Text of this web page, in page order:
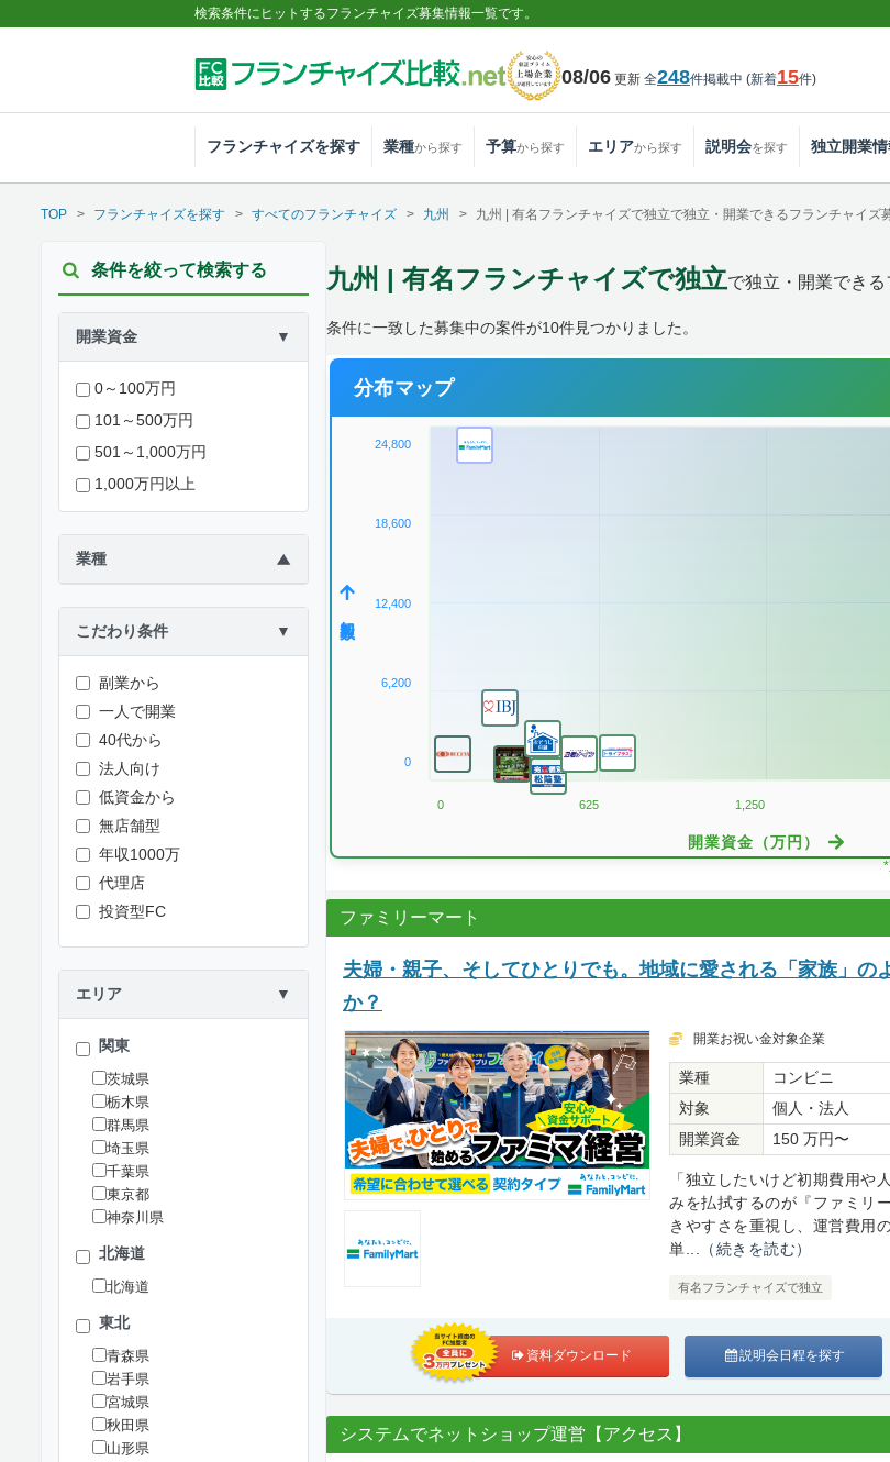
検索条件にヒットするフランチャイズ募集情報一覧です。
08/06 更新 全248件掲載中 (新着15件)
フランチャイズを探す 業種から探す 予算から探す エリアから探す 説明会を探す 独立開業情
TOP フランチャイズを探す すべてのフランチャイズ 九州 九州 | 有名フランチャイズで独立で独立・開業できるフランチャイズ
条件を絞って検索する
開業資金 ▼
0～100万円
101～500万円
501～1,000万円
1,000万円以上
業種 ▶
こだわり条件 ▼
副業から
一人で開業
40代から
法人向け
低資金から
無店舗型
年収1000万
代理店
投資型FC
エリア ▼
関東
茨城県
栃木県
群馬県
埼玉県
千葉県
東京都
神奈川県
北海道
北海道
東北
青森県
岩手県
宮城県
秋田県
山形県
九州 | 有名フランチャイズで独立で独立・開業でき
条件に一致した募集中の案件が10件見つかりました。
分布マップ
24,800
18,600
12,400
6,200
0
0 625 1,250
開業資金（万円）
ファミリーマート
夫婦・親子、そしてひとりでも。地域に愛される「家族」の
か？
開業お祝い金対象企業
業種
コンビニ
対象
個人・法人
開業資金
150 万円〜
「独立したいけど初期費用
みを払拭するのが『ファミリ
きやすさを重視し、運営費用
単...
（続きを読む）
有名フランチャイズで独立
資料ダウンロード 説明会日程を探す
システムでネットショップ運営【アクセス】